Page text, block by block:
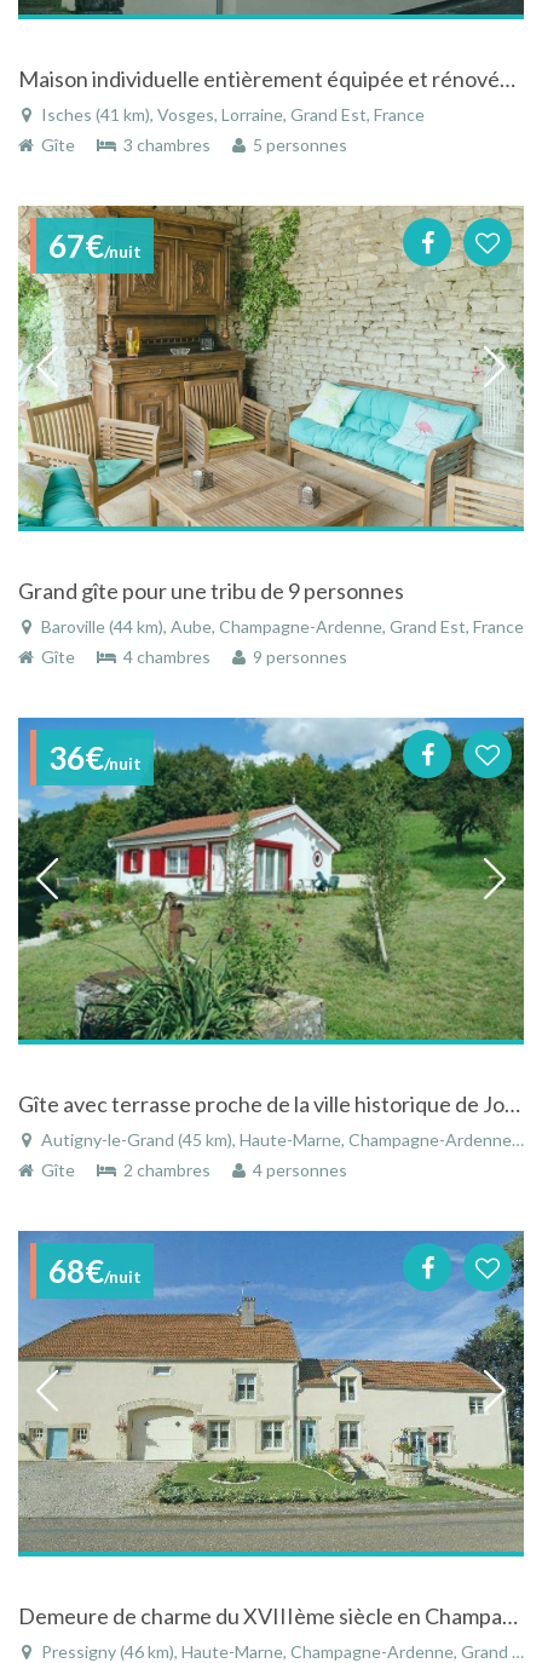
Maison individuelle entièrement équipée et rénovée dans les Vosges
Isches (41 km), Vosges, Lorraine, Grand Est, France
Gîte
3 chambres 5 personnes
67€/nuit
Grand gîte pour une tribu de 9 personnes
Baroville (44 km), Aube, Champagne-Ardenne, Grand Est, France
Gîte
4 chambres 9 personnes
36€/nuit
Gîte avec terrasse proche de la ville historique de Joinville
Autigny-le-Grand (45 km), Haute-Marne, Champagne-Ardenne, Grand Est, France
Gîte
2 chambres 4 personnes
68€/nuit
Demeure de charme du XVIIIème siècle en Champagne-Ardenne
Pressigny (46 km), Haute-Marne, Champagne-Ardenne, Grand Est, France